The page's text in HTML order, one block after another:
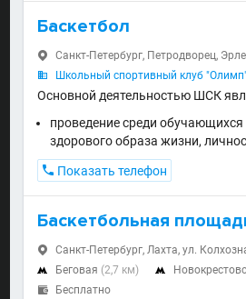
Баскетбол
 Санкт-Петербург, Петродворец,
 Школьный спортивный клуб
Основной деятельностью ШСК
проведение среди
здорового образа жизни,
 Показать телефон
Баскетбольная
 Санкт-Петербург, Лахта, ул.
 Беговая (2,7 км) 
 Бесплатно